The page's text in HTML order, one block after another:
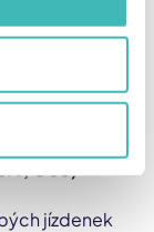
VŠ
jízdenek